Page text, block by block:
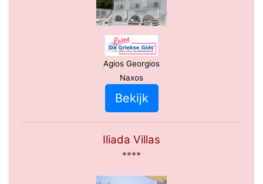
Agios Georgios
Naxos
Bekijk
Iliada Villas
****